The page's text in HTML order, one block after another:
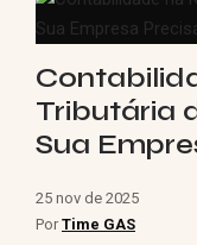
Tributária
Sua
25 nov de 2025
Por Time GAS